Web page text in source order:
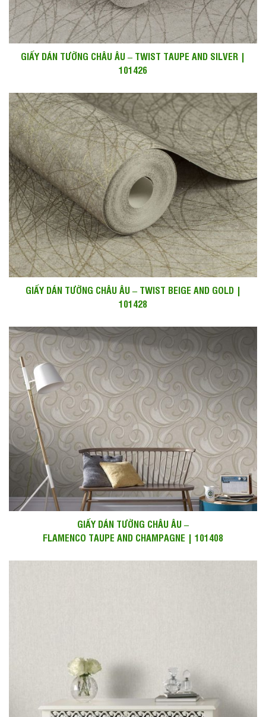
GIẤY DÁN TƯỜNG CHÂU ÂU – TWIST TAUPE AND SILVER |
101426
GIẤY DÁN TƯỜNG CHÂU ÂU – TWIST BEIGE AND GOLD |
101428
GIẤY DÁN TƯỜNG CHÂU ÂU –
FLAMENCO TAUPE AND CHAMPAGNE | 101408